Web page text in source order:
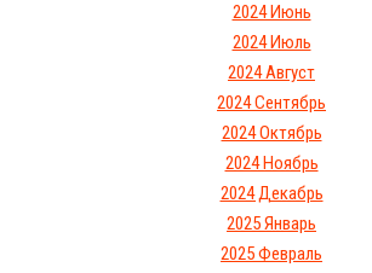
2024 Июнь
2024 Июль
2024 Август
2024 Сентябрь
2024 Октябрь
2024 Ноябрь
2024 Декабрь
2025 Январь
2025 Февраль